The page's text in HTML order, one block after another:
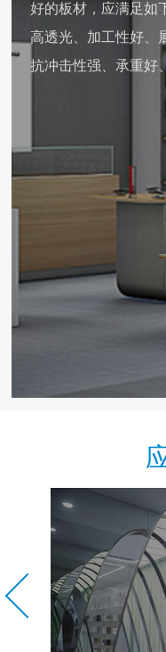
好的板材，应满足如
高透光、加工性好、
抗冲击性强、承重好